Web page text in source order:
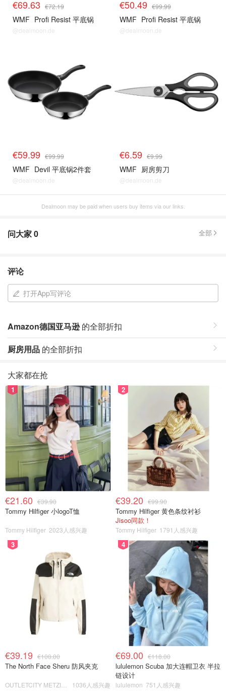
€69.63 €72.19
WMF Profi Resist 平底锅
@dealmoon.de
€50.49 €99.99
WMF Profi Resist 平底锅
@dealmoon.de
€59.99 €99.99
WMF Devil 平底锅2件套
@dealmoon.de
€6.59 €9.99
WMF 厨房剪刀
@dealmoon.de
Dealmoon may be paid when users buy items via our links.
问大家0 全部
评论
打开App写评论
Amazon德国亚马逊的全部折扣
厨房用品 的全部折扣
大家都在抢
1
€21.60 €39.90
Tommy Hilfiger 小logoT恤
Tommy Hilfiger 2023人感兴趣
2
€39.20 €99.90
Tommy Hilfiger 黄色条纹衬衫
Jisoo同款！
Tommy Hilfiger 1791人感兴趣
3
€39.19 €100.00
The North Face Sheru 防风夹克
1036人感兴趣
4
€69.00 €118.00
lululemon Scuba 加大连帽卫衣 半拉
链设计
lululemon 751人感兴趣